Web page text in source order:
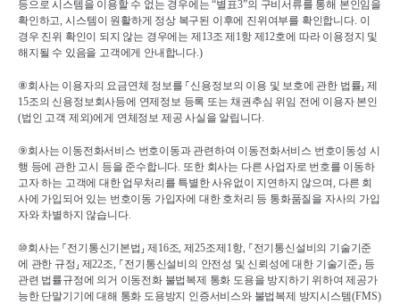
등으로 시스템을 이용할 수 없는 경우에는 “별표3”의 구비서류를 통해 본인임을
확인하고, 시스템이 원활하게 정상 복구된 이후에 진위여부를 확인합니다. 이
경우 진위 확인이 되지 않는 경우에는 제 13조 제 1항 제 12호에 따라 이용정지 및
해지될 수 있음을 고객에게 안내합니다.)
⑧회사는 이용자의 요금연체 정보를 ⸀신용정보의 이용 및 보호에 관한 법률⸥ 제
15조의 신용정보회사등에 연제정보 등록 또는 채권추심 위임 전에 이용자 본인
(법인 고객 제외)에게 연체정보 제공 사실을 알립니다.
⑨회사는 이동전화서비스 번호이동과 관련하여 이동전화서비스 번호이동성 시
행 등에 관한 고시 등을 준수합니다. 또한 회사는 다른 사업자로 번호를 이동하
고자 하는 고객에 대한 업무처리를 특별한 사유없이 지연하지 않으며, 다른 회
사에 가입되어 있는 번호이동 가입자에 대한 호처리 등 통화품질을 자사의 가입
자와 차별하지 않습니다.
⑩회사는 ⸀전기통신기본법 ⸥ 제 16조, 제25조제 1항, ⸀전기통신설비의 기술기준
에 관한 규정 ⸥ 제22조, ⸀전기통신설비의 안전성 및 신뢰성에 대한 기술기준 ⸥ 등
관련 법률규정에 의거 이동전화 불법복제 통화 도용을 방지하기 위하여 제공가
능한 단말기기에 대해 통화 도용방지 인증서비스와 불법복제 방지시스템(FMS)